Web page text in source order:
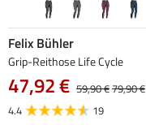
Felix Bühler
Grip-Reithose Life Cycle
47,92 € 59,90 €79,90 €
4.4
19